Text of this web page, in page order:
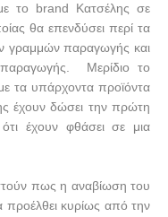
το brand Κατσέλης σε
θα επενδύσει περί τα
γραμμών παραγωγής και
Μερίδιο το
τα υπάρχοντα προϊόντα
έχουν δώσει την πρώτη
έχουν φθάσει σε μια
πως η αναβίωση του
προέλθει κυρίως από την